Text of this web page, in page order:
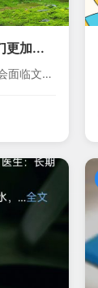
更加...
面临文件